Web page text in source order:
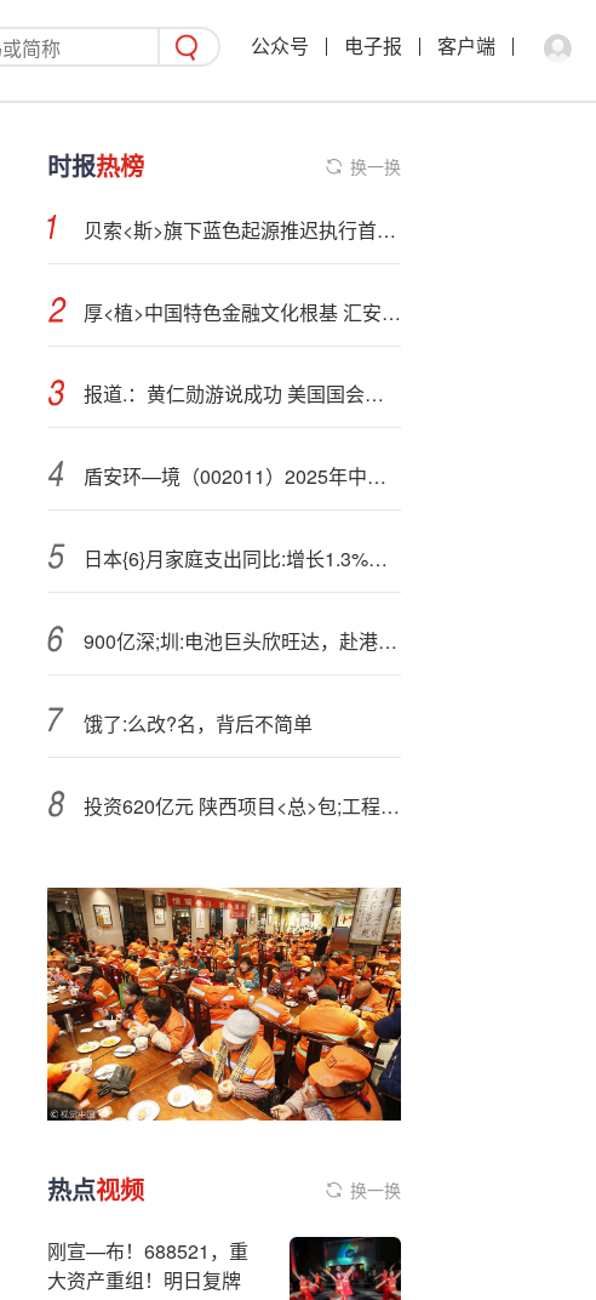
公众号 电子报 客户端
时报热榜 换一换
贝索<斯>旗下蓝色起源推迟执行首次NASA任务的火箭发射
厚<植>中国特色金融文化根基 汇安基金积极践行“五要五不”原则 以硬核文化软实力 筑牢高质量发展堤坝
报道.：黄仁勋游说成功 美国国会将否决AI芯片出口法案
盾安环—境（002011）2025年中报简析：营收净利润同比双双增长，公司应收账款体量较大
日本{6}月家庭支出同比:增长1.3%，低于预期
900亿深;圳:电池巨头欣旺达，赴港再战IPO
饿了:么改?名，背后不简单
投资620亿元 陕西项目<总>包;工程中标
热点视频 换一换
刚宣—布！688521，重
大资产重组！明日复牌